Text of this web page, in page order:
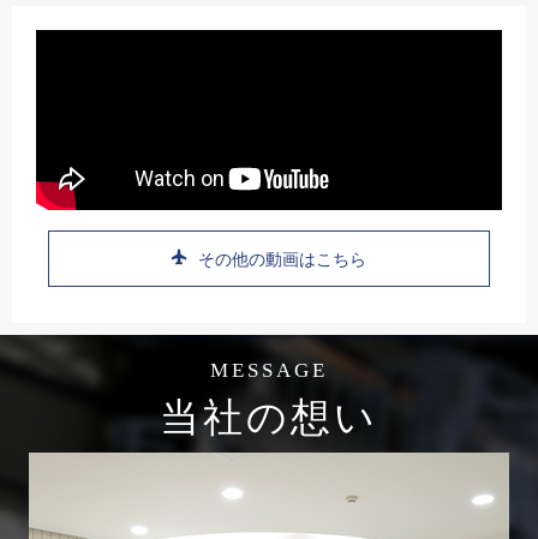
その他の動画はこちら
MESSAGE
当社の想い